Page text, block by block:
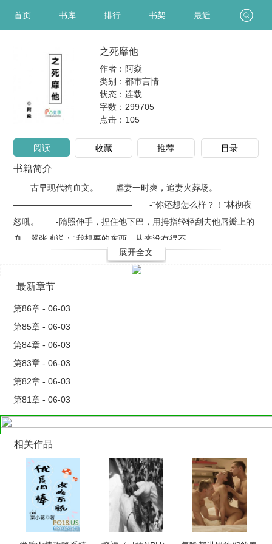
首页 书库 排行 书架 最近
之死靡他
作者：阿焱
类别：都市言情
状态：连载
字数：299705
点击： 105
阅读 收藏 推荐 目录
书籍简介
古早现代狗血文。 虐妻一时爽，追妻火葬场。
—————————————— -“你还想怎么样？！”林彻夜
怒吼。 -隋照伸手，捏住他下巴，用拇指轻轻刮去他唇瓣上的
血，嚣张地说：“我想要的东西，从来没有得不..
展开全文
最新章节
第86章 - 06-03
第85章 - 06-03
第84章 - 06-03
第83章 - 06-03
第82章 - 06-03
第81章 - 06-03
相关作品